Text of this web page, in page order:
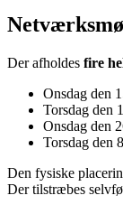
Der afholdes fire
Onsdag den
Torsdag den
Onsdag den
Torsdag den
Den fysiske
Der tilstræbes